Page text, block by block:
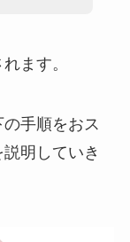
ます。
手順をおス
明していき